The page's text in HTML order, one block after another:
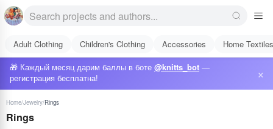
Adult Clothing Children's Clothing Accessories
Home Textiles
🎁 Каждый месяц дарим баллы в боте @knitts_bot —
регистрация бесплатна!
×
Home/Jewelry/Rings
Rings